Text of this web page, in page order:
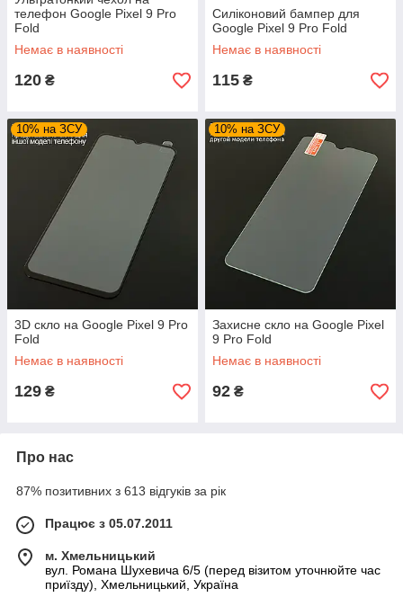
телефон Google Pixel 9 Pro
Fold
Немає в наявності
120 ₴
Силіконовий бампер для
Google Pixel 9 Pro Fold
Немає в наявності
115 ₴
10% на ЗСУ
3D скло на Google Pixel 9 Pro
Fold
Немає в наявності
129 ₴
10% на ЗСУ
Захисне скло на Google Pixel
9 Pro Fold
Немає в наявності
92 ₴
Про нас
87% позитивних з 613 відгуків за рік
Працює з 05.07.2011
м. Хмельницький
вул. Романа Шухевича 6/5 (перед візитом уточнюйте час
приїзду), Хмельницький, Україна